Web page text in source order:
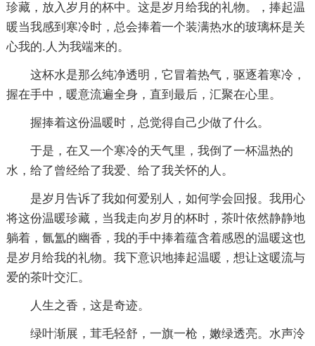
珍藏，放入岁月的杯中。这是岁月给我的礼物。，捧起温
暖当我感到寒冷时，总会捧着一个装满热水的玻璃杯是关
心我的.人为我端来的。
这杯水是那么纯净透明，它冒着热气，驱逐着寒冷，
握在手中，暖意流遍全身，直到最后，汇聚在心里。
握捧着这份温暖时，总觉得自己少做了什么。
于是，在又一个寒冷的天气里，我倒了一杯温热的
水，给了曾经给了我爱、给了我关怀的人。
是岁月告诉了我如何爱别人，如何学会回报。我用心
将这份温暖珍藏，当我走向岁月的杯时，茶叶依然静静地
躺着，氤氲的幽香，我的手中捧着蕴含着感恩的温暖这也
是岁月给我的礼物。我下意识地捧起温暖，想让这暖流与
爱的茶叶交汇。
人生之香，这是奇迹。
绿叶渐展，茸毛轻舒，一旗一枪，嫩绿透亮。水声泠